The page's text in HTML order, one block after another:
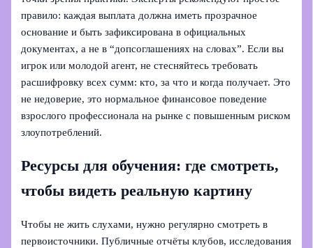
правило: каждая выплата должна иметь прозрачное
основание и быть зафиксирована в официальных
документах, а не в “допсоглашениях на словах”. Если вы
игрок или молодой агент, не стесняйтесь требовать
расшифровку всех сумм: кто, за что и когда получает. Это
не недоверие, это нормальное финансовое поведение
взрослого профессионала на рынке с повышенным риском
злоупотреблений.
Ресурсы для обучения: где смотреть,
чтобы видеть реальную картину
Чтобы не жить слухами, нужно регулярно смотреть в
первоисточники. Публичные отчёты клубов, исследования